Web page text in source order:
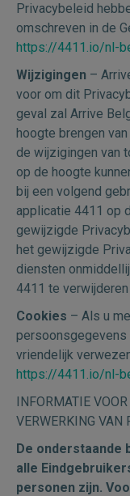
Privacybeleid
omschreven in de
https://4411.io/nl-
Wijzigingen –
voor om dit
geval zal Arrive
hoogte brengen
de wijzigingen van
op de hoogte
bij een volgend
applicatie 4411 op
gewijzigde
het gewijzigde
diensten
4411 te
Cookies – Als u
vriendelijk
https://4411.io/nl-
INFORMATIE
VERWERKING VAN
De onderstaande
alle
personen zijn.